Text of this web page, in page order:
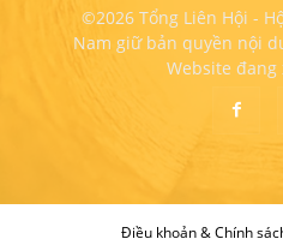
©2026 Tổng Liên Hội -
Nam giữ bản quyền nội
Website
Điều khoản & Chính